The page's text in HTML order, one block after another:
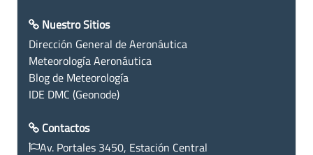
Nuestro Sitios
Dirección General de Aeronáutica
Meteorología Aeronáutica
Blog de Meteorología
IDE DMC (Geonode)
Contactos
Av. Portales 3450, Estación Central